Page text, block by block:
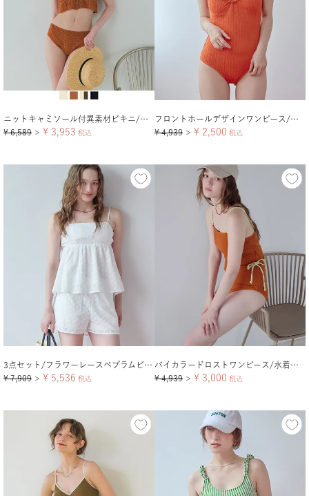
ニットキャミソール付異素材ビキニ/セット水着
¥ 6,589 ＞ ¥ 3,953 税込
フロントホールデザインワンピース/水着
¥ 4,939 ＞ ¥ 2,500 税込
3点セット/フラワーレースペプラムビキニ×ショートパンツ/水着
¥ 7,909 ＞ ¥ 5,536 税込
バイカラードロストワンピース/水着【メール便可／100】
¥ 4,939 ＞ ¥ 3,000 税込